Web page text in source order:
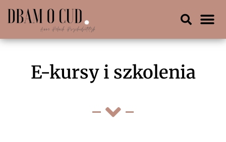
E-kursy i szkolenia